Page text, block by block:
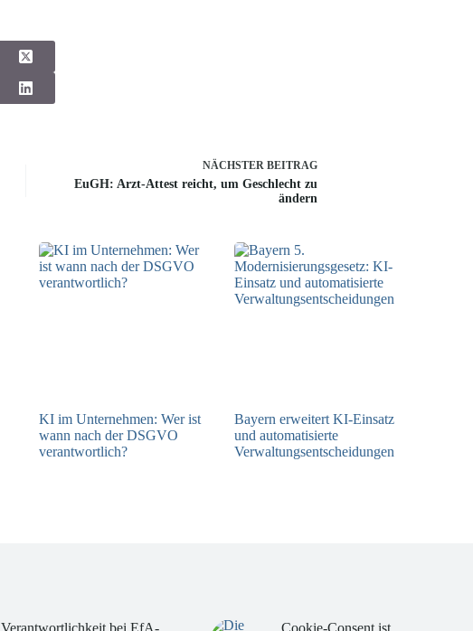
NÄCHSTER BEITRAG
EuGH: Arzt-Attest reicht, um Geschlecht zu
ändern
KI im Unternehmen: Wer ist
wann nach der DSGVO
verantwortlich?
Bayern erweitert KI-Einsatz
und automatisierte
Verwaltungsentscheidungen